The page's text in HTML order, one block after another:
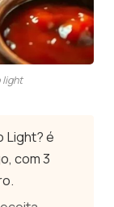
light
Light? é
com 3